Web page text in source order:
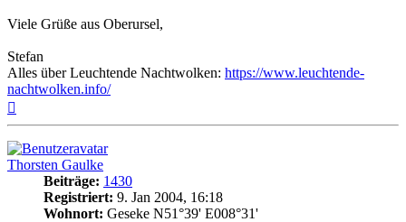
Viele Grüße aus Oberursel,
Stefan
Alles über Leuchtende Nachtwolken: https://www.leuchtende-
nachtwolken.info/
Thorsten Gaulke
Beiträge: 1430
Registriert: 9. Jan 2004, 16:18
Wohnort: Geseke N51°39' E008°31'